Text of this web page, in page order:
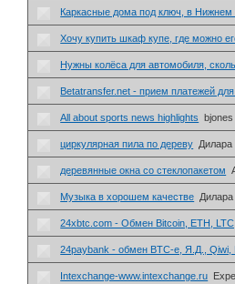
Каркасные дома под ключ, в Нижнем
Хочу купить шкаф купе, где можно
Нужны колёса для автомобиля,
Betatransfer.net - прием платежей
All about sports news highlights bjones
циркулярная пила по дереву Дилара
деревянные окна со стеклопакетом
Музыка в хорошем качестве Дилара
24xbtc.com - Обмен Bitcoin, ETH,
24paybank - обмен BTC-e, Я.Д., Qiwi,
Intexchange-www.intexchange.ru